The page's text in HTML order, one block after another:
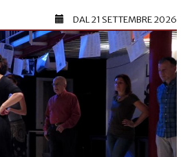
DAL21 SETTEMBRE 2026